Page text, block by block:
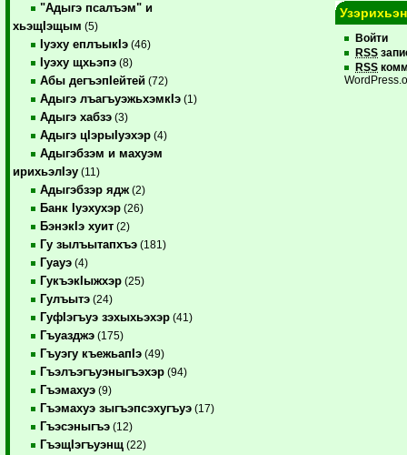
"Адыгэ псалъэм" и
хьэщIэщым (5)
Iуэху еплъыкIэ (46)
Iуэху щхьэпэ (8)
Абы дегъэпIейтей (72)
Адыгэ лъагъуэжьхэмкIэ (1)
Адыгэ хабзэ (3)
Адыгэ цIэрыIуэхэр (4)
Адыгэбзэм и махуэм
ирихьэлIэу (11)
Адыгэбзэр ядж (2)
Банк Iуэхухэр (26)
БэнэкIэ хуит (2)
Гу зылъытапхъэ (181)
Гуауэ (4)
ГукъэкIыжхэр (25)
Гулъытэ (24)
ГуфIэгъуэ зэхыхьэхэр (41)
Гъуазджэ (175)
Гъуэгу къежьапIэ (49)
Гъэлъэгъуэныгъэхэр (94)
Гъэмахуэ (9)
Гъэмахуэ зыгъэпсэхугъуэ (17)
Гъэсэныгъэ (12)
ГъэщIэгъуэнщ (22)
Войти
RSS
RSS